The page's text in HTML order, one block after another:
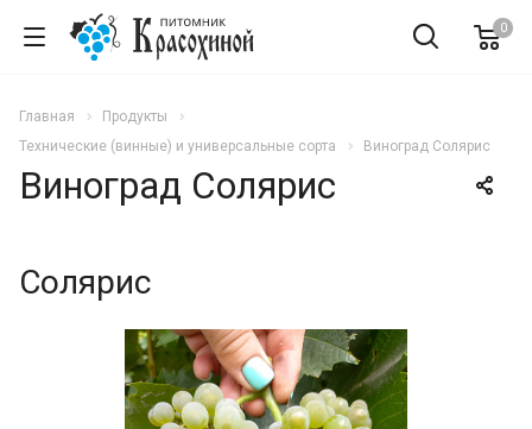
0
Главная
Продукты
Технические (винные) и универсальные сорта
Виноград Солярис
Виноград Солярис
Солярис